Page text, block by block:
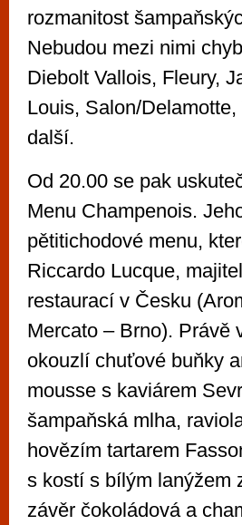
rozmanitost
Nebudou mezi nimi
Diebolt Vallois, Fleury,
Louis, Salon/
další.
Od 20.00 se pak
Menu Champenois.
pětitichodové menu,
Riccardo Lucque,
restaurací v Česku
Mercato – Brno). Právě
okouzlí chuťové buňky
mousse s kaviárem
šampaňská mlha,
hovězím tartarem
s kostí s bílým lanýžem
závěr čokoládová a